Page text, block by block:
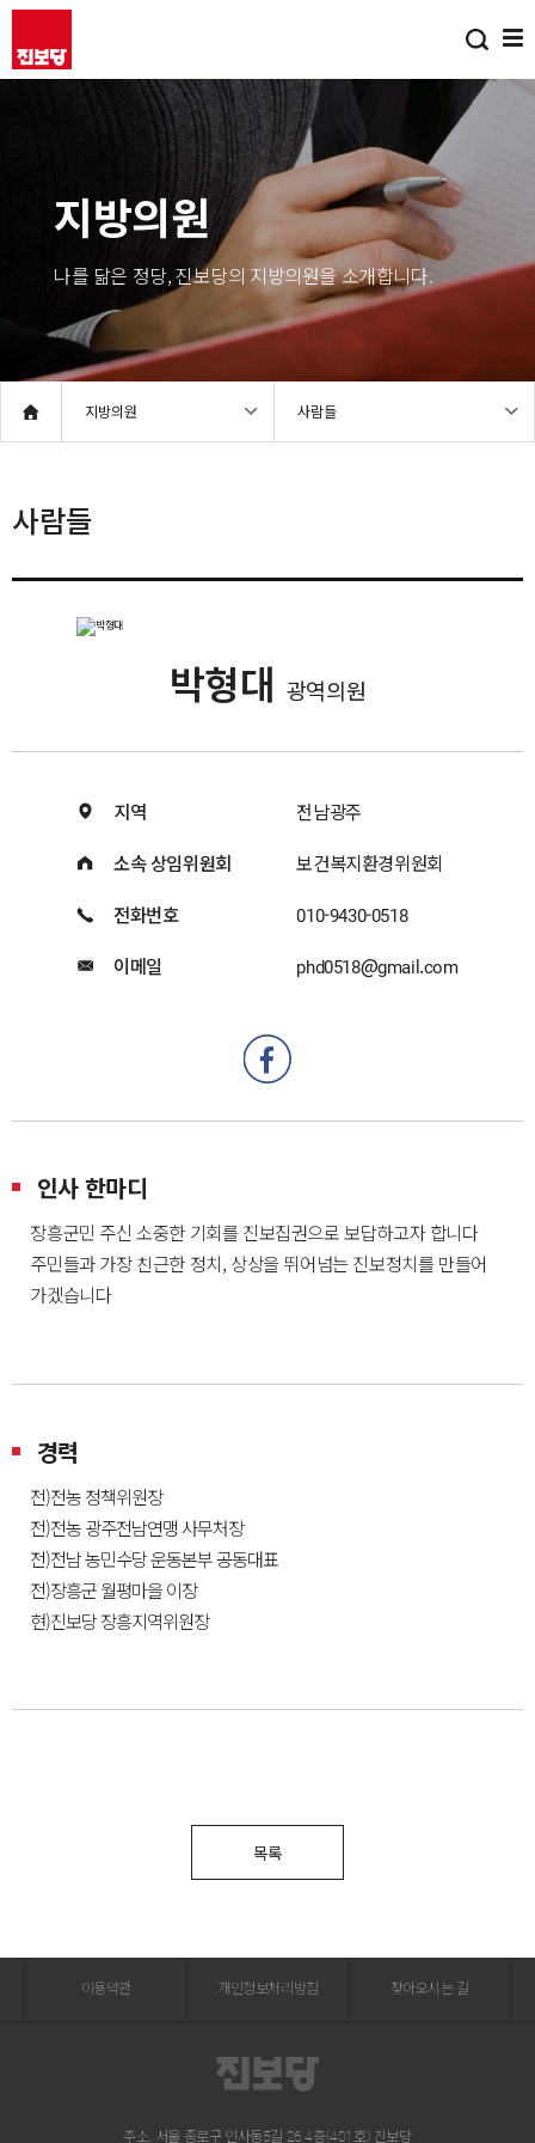
지방의원
나를 닮은 정당, 진보당의 지방의원을 소개합니다.
지방의원 사람들
사람들
박형대 광역의원
지역
전남광주
소속 상임위원회
보건복지환경위원회
전화번호
010-9430-0518
이메일
phd0518@gmail.com
인사 한마디
장흥군민 주신 소중한 기회를 진보집권으로 보답하고자 합니다
주민들과 가장 친근한 정치, 상상을 뛰어넘는 진보정치를 만들어
가겠습니다
경력
전)전농 정책위원장
전)전농 광주전남연맹 사무처장
전)전남 농민수당 운동본부 공동대표
전)장흥군 월평마을 이장
현)진보당 장흥지역위원장
목록
이용약관 개인정보처리방침 찾아오시는 길
주소. 서울 종로구 인사동5길 26 4층(401호) 진보당